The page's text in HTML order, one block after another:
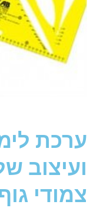
ערכת
ועיצוב
צמודי